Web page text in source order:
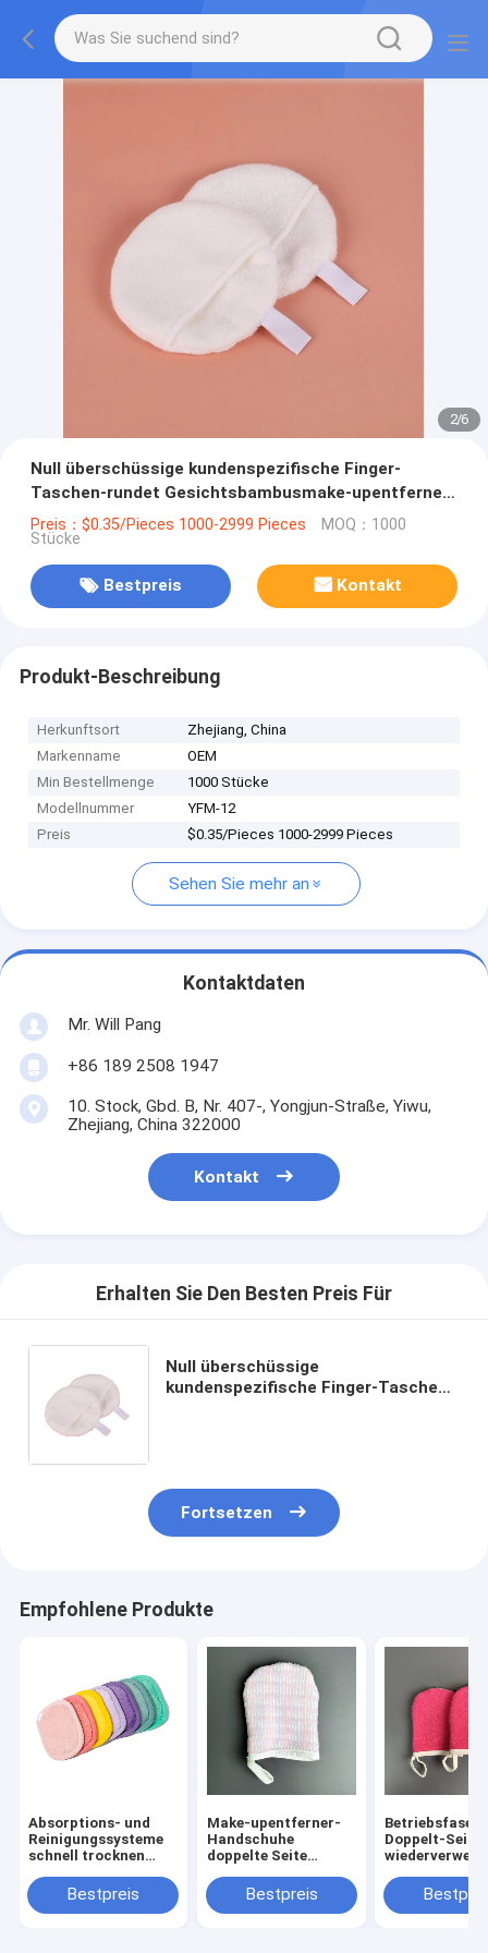
2/6
Null überschüssige kundenspezifische Finger-
Taschen-rundet Gesichtsbambusmake-upentferner-
Reinigungskissen waschbare Make-up Rmoval-
Auflagen
Preis：$0.35/Pieces 1000-2999 Pieces MOQ：1000
Stücke
Bestpreis Kontakt
Produkt-Beschreibung
Herkunftsort
Zhejiang, China
Markenname
OEM
Min Bestellmenge
1000 Stücke
Modellnummer
YFM-12
Preis
$0.35/Pieces 1000-2999 Pieces
Sehen Sie mehr an
Kontaktdaten
Mr. Will Pang
+86 189 2508 1947
10. Stock, Gbd. B, Nr. 407-, Yongjun-Straße, Yiwu,
Zhejiang, China 322000
Kontakt
Erhalten Sie Den Besten Preis Für
Null überschüssige
kundenspezifische Finger-Taschen-
Fortsetzen
Empfohlene Produkte
Absorptions- und
Reinigungssysteme
schnell trocknen
Handtuch
Mikrofaser Make-up
Bestpreis
Make-upentferner-
Handschuhe
doppelte Seite
wiederverwendbare
Bestpreis
Betriebsfaser-
Doppelt-
Handschuhe